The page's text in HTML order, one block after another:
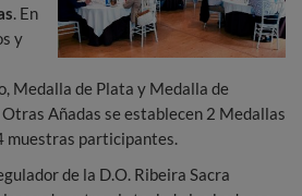
. En
y
Medalla de Plata y Medalla de
Añadas se establecen 2 Medallas
muestras participantes.
de la D.O. Ribeira Sacra